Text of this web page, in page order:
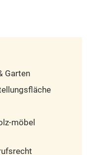
Garten
möbel